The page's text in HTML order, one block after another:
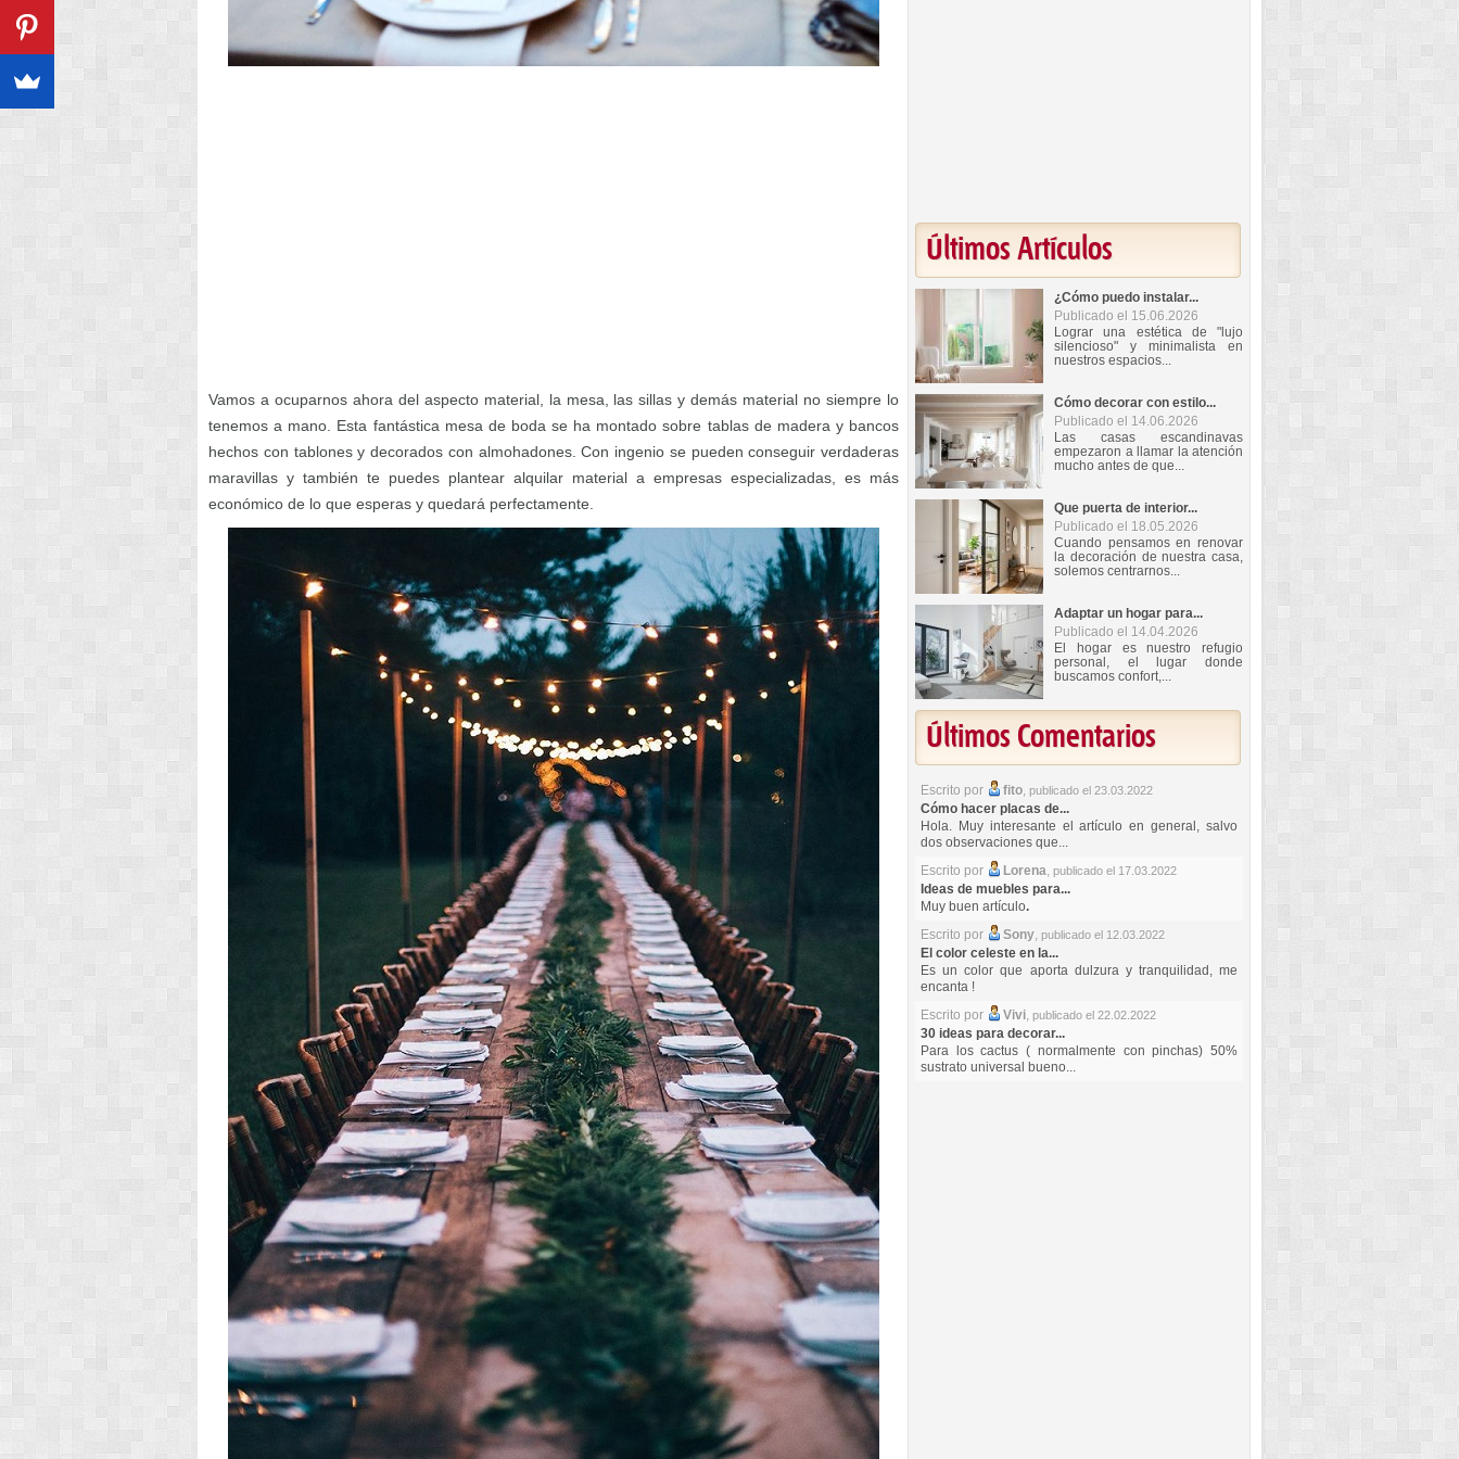
Vamos a ocuparnos ahora del aspecto material, la mesa, las sillas y demás material no siempre lo
tenemos a mano. Esta fantástica mesa de boda se ha montado sobre tablas de madera y bancos
hechos con tablones y decorados con almohadones. Con ingenio se pueden conseguir verdaderas
maravillas y también te puedes plantear alquilar material a empresas especializadas, es más
económico de lo que esperas y quedará perfectamente.
Últimos Artículos
¿Cómo puedo instalar...
Publicado el 15.06.2026
Lograr una estética de "lujo
silencioso" y minimalista en
nuestros espacios...
Cómo decorar con estilo...
Publicado el 14.06.2026
Las casas escandinavas
empezaron a llamar la atención
mucho antes de que...
Que puerta de interior...
Publicado el 18.05.2026
Cuando pensamos en renovar
la decoración de nuestra casa,
solemos centrarnos...
Adaptar un hogar para...
Publicado el 14.04.2026
El hogar es nuestro refugio
personal, el lugar donde
buscamos confort,...
Últimos Comentarios
Escrito por fito, publicado el 23.03.2022
Cómo hacer placas de...
Hola. Muy interesante el artículo en general, salvo
dos observaciones que...
Escrito por
Lorena, publicado el 17.03.2022
Ideas de muebles para...
Muy buen artículo.
Escrito por
Sony, publicado el 12.03.2022
El color celeste en la...
Es un color que aporta dulzura y tranquilidad, me
encanta !
Escrito por
Vivi, publicado el 22.02.2022
30 ideas para decorar...
Para los cactus ( normalmente con pinchas) 50%
sustrato universal bueno...